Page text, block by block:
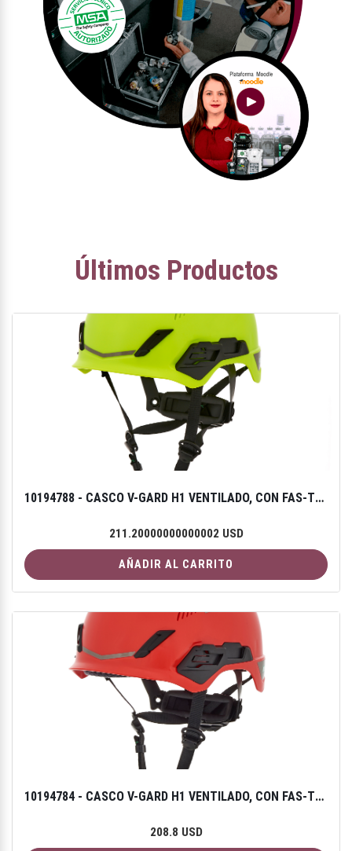
Últimos Productos
10194788 - CASCO V-GARD H1 VENTILADO, CON FAS-TRAC III PIVOT AMARILLO HI-VIZ
211.20000000000002 USD
AÑADIR AL CARRITO
10194784 - CASCO V-GARD H1 VENTILADO, CON FAS-TRAC III PIVOT ROJO
208.8 USD